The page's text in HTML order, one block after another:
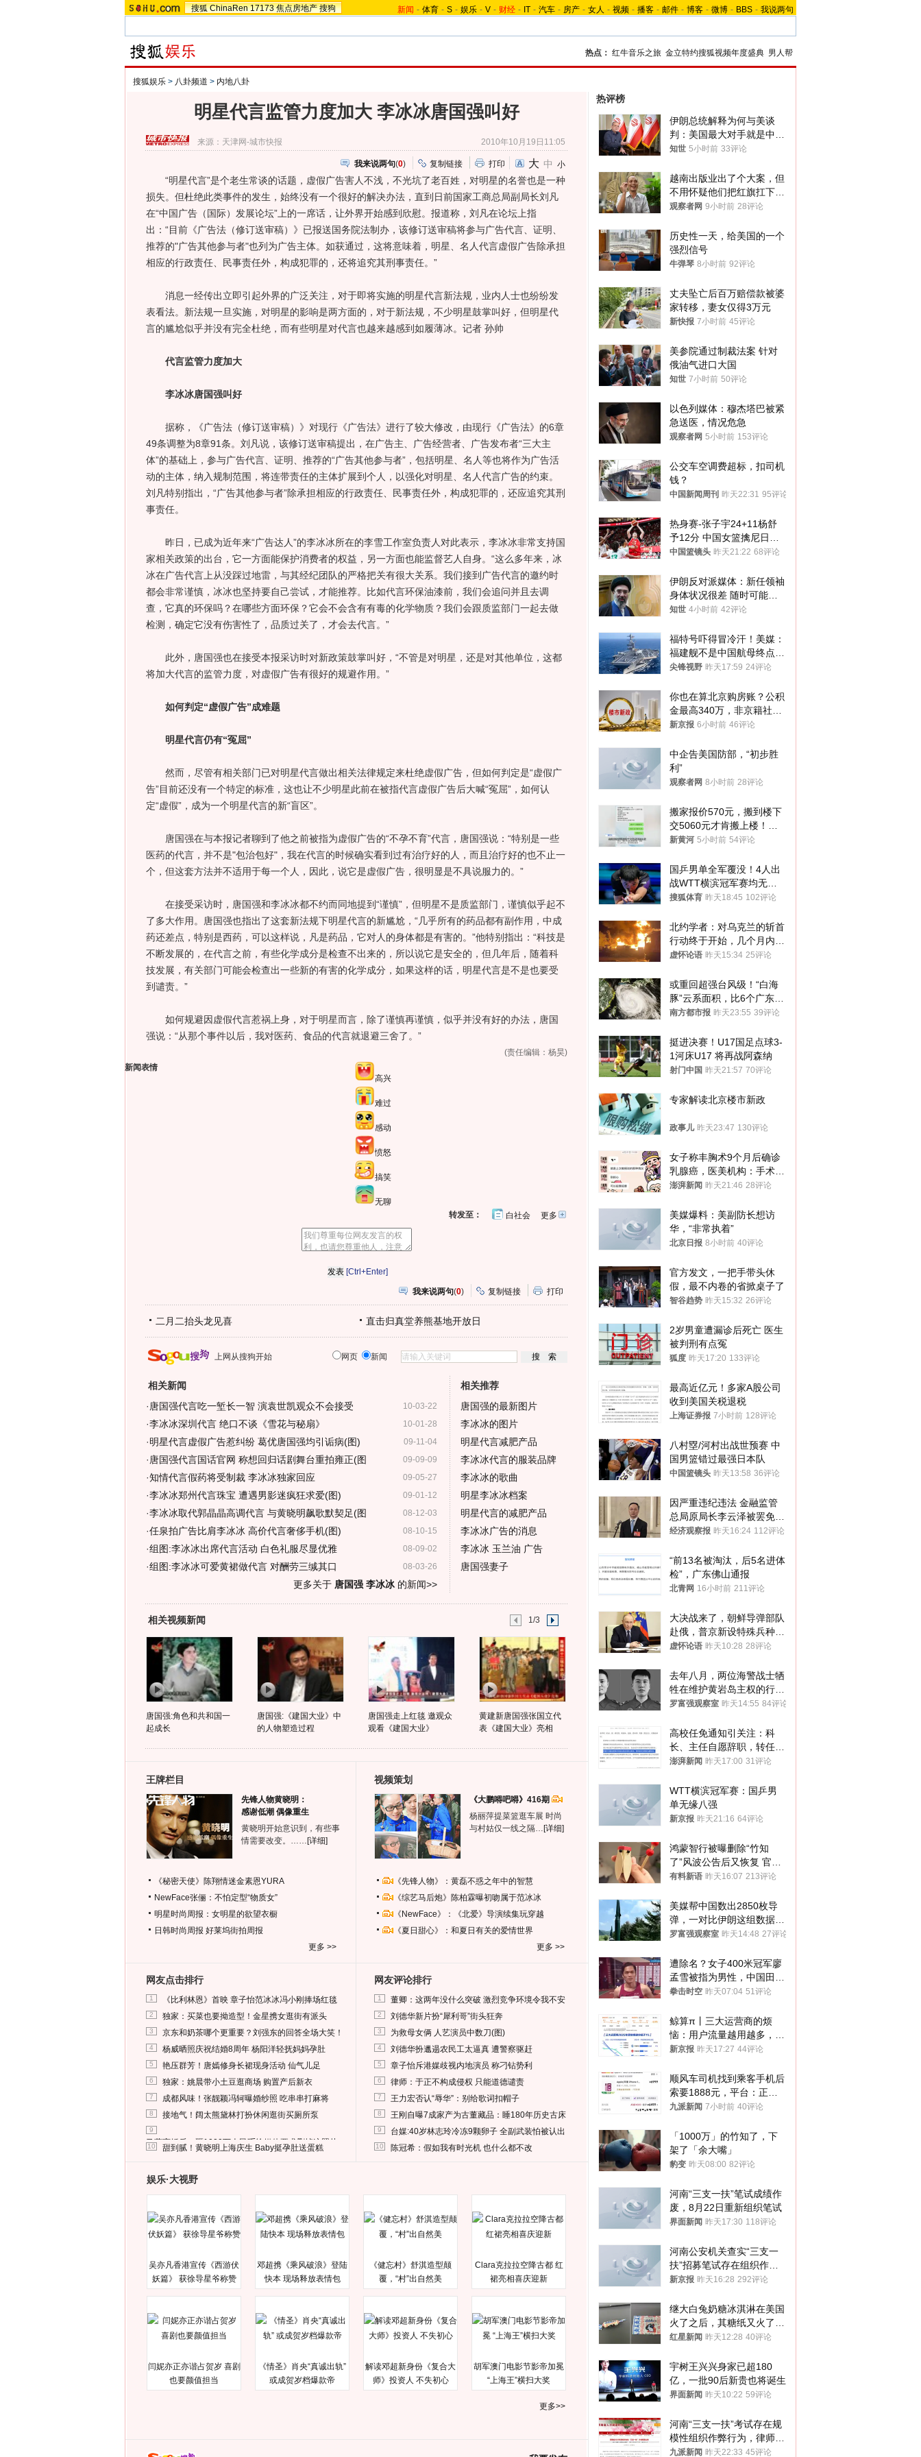
搜狐 ChinaRen 17173 焦点房地产 搜狗 新闻 - 体育 - S - 娱乐 - V - 财经 - IT - 汽车 - 房产 - 女人 - 视频 - 播客 - 邮件 - 博客 - 微博 - BBS - 我说两句
热点： 红牛音乐之旅 金立特约搜狐视频年度盛典 男人帮
搜狐娱乐 > 八卦频道 > 内地八卦
明星代言监管力度加大 李冰冰唐国强叫好
来源： 天津网-城市快报 2010年10月19日11:05
我来说两句(0) 复制链接 打印 大 中 小
“明星代言”是个老生常谈的话题，虚假广告害人不浅，不光坑了老百姓，对明星的名誉也是一种
损失。但杜绝此类事件的发生，始终没有一个很好的解决办法，直到日前国家工商总局副局长刘凡
在“中国广告（国际）发展论坛”上的一席话，让外界开始感到欣慰。报道称，刘凡在论坛上指
出：“目前《广告法（修订送审稿）》已报送国务院法制办，该修订送审稿将参与广告代言、证明、
推荐的"广告其他参与者"也列为广告主体。如获通过，这将意味着，明星、名人代言虚假广告除承担
相应的行政责任、民事责任外，构成犯罪的，还将追究其刑事责任。”
消息一经传出立即引起外界的广泛关注，对于即将实施的明星代言新法规，业内人士也纷纷发
表看法。新法规一旦实施，对明星的影响是两方面的，对于新法规，不少明星鼓掌叫好，但明星代
言的尴尬似乎并没有完全杜绝，而有些明星对代言也越来越感到如履薄冰。记者 孙帅
代言监管力度加大
李冰冰唐国强叫好
据称，《广告法（修订送审稿）》对现行《广告法》进行了较大修改，由现行《广告法》的6章
49条调整为8章91条。刘凡说，该修订送审稿提出，在广告主、广告经营者、广告发布者“三大主
体”的基础上，参与广告代言、证明、推荐的“广告其他参与者”，包括明星、名人等也将作为广告活
动的主体，纳入规制范围，将连带责任的主体扩展到个人，以强化对明星、名人代言广告的约束。
刘凡特别指出，“广告其他参与者”除承担相应的行政责任、民事责任外，构成犯罪的，还应追究其刑
事责任。
昨日，已成为近年来“广告达人”的李冰冰所在的李雪工作室负责人对此表示，李冰冰非常支持国
家相关政策的出台，它一方面能保护消费者的权益，另一方面也能监督艺人自身。“这么多年来，冰
冰在广告代言上从没踩过地雷，与其经纪团队的严格把关有很大关系。我们接到广告代言的邀约时
都会非常谨慎，冰冰也坚持要自己尝试，才能推荐。比如代言环保油漆前，我们会追问并且去调
查，它真的环保吗？在哪些方面环保？它会不会含有有毒的化学物质？我们会跟质监部门一起去做
检测，确定它没有伤害性了，品质过关了，才会去代言。”
此外，唐国强也在接受本报采访时对新政策鼓掌叫好，“不管是对明星，还是对其他单位，这都
将加大代言的监管力度，对虚假广告有很好的规避作用。”
如何判定“虚假广告”成难题
明星代言仍有“冤屈”
然而，尽管有相关部门已对明星代言做出相关法律规定来杜绝虚假广告，但如何判定是“虚假广
告”目前还没有一个特定的标准，这也让不少明星此前在被指代言虚假广告后大喊“冤屈”，如何认
定“虚假”，成为一个明星代言的新“盲区”。
唐国强在与本报记者聊到了他之前被指为虚假广告的“不孕不育”代言，唐国强说：“特别是一些
医药的代言，并不是"包治包好"，我在代言的时候确实看到过有治疗好的人，而且治疗好的也不止一
个，但这套方法并不适用于每一个人，因此，说它是虚假广告，很明显是不具说服力的。”
在接受采访时，唐国强和李冰冰都不约而同地提到“谨慎”，但明星不是质监部门，谨慎似乎起不
了多大作用。唐国强也指出了这套新法规下明星代言的新尴尬，“几乎所有的药品都有副作用，中成
药还差点，特别是西药，可以这样说，凡是药品，它对人的身体都是有害的。”他特别指出：“科技是
不断发展的，在代言之前，有些化学成分是检查不出来的，所以说它是安全的，但几年后，随着科
技发展，有关部门可能会检查出一些新的有害的化学成分，如果这样的话，明星代言是不是也要受
到谴责。”
如何规避因虚假代言惹祸上身，对于明星而言，除了谨慎再谨慎，似乎并没有好的办法，唐国
强说：“从那个事件以后，我对医药、食品的代言就退避三舍了。”
(责任编辑：杨昊)
新闻表情
高兴
难过
感动
愤怒
搞笑
无聊
更多开
转发至： 白社会
[Ctrl+Enter]
我来说两句(0) 复制链接 打印
二月二抬头龙见喜 直击归真堂养熊基地开放日
上网从搜狗开始 网页 新闻
相关新闻
10-03-22
· 唐国强代言吃一堑长一智 演袁世凯观众不会接受
10-01-28
·李冰冰深圳代言 绝口不谈《雪花与秘扇》
09-11-04
·明星代言虚假广告惹纠纷 葛优唐国强均引诟病(图)
09-09-09
· 唐国强代言国话官网 称想回归话剧舞台重拍雍正(图
09-05-27
·知情代言假药将受制裁 李冰冰独家回应
09-01-12
·李冰冰郑州代言珠宝 遭遇男影迷疯狂求爱(图)
08-12-03
·李冰冰取代郭晶晶高调代言 与黄晓明飙歌默契足(图
08-10-15
·任泉拍广告比肩李冰冰 高价代言奢侈手机(图)
08-09-02
·组图:李冰冰出席代言活动 白色礼服尽显优雅
08-03-26
·组图:李冰冰可爱黄裙做代言 对酬劳三缄其口
更多关于 唐国强 李冰冰的新闻>>
相关推荐
唐国强的最新图片
李冰冰的图片
明星代言减肥产品
李冰冰代言的服装品牌
李冰冰的歌曲
明星李冰冰档案
明星代言的减肥产品
李冰冰广告的消息
李冰冰 玉兰油 广告
唐国强妻子
相关视频新闻 1/3
唐国强:角色和共和国一
起成长
唐国强:《建国大业》中
的人物塑造过程
唐国强走上红毯 邀观众
观看《建国大业》
黄建新唐国强张国立代
表《建国大业》亮相
王牌栏目
先锋人物黄晓明：
感谢低潮 偶像重生
黄晓明开始意识到，有些事
情需要改变。…… [详细]
《秘密天使》陈翔情迷金素恩YURA
NewFace张俪：不怕定型“物质女”
明星时尚周报：女明星的欲望衣橱
日韩时尚周报 好莱坞街拍周报
更多 >>
视频策划
《大鹏嘚吧嘚》416期
杨丽萍提菜篮逛车展 时尚
与村姑仅一线之隔… [详细]
《先锋人物》：黄磊不惑之年中的智慧
《综艺马后炮》陈柏霖曝初吻属于范冰冰
《NewFace》：《北爱》导演续集玩穿越
《夏日甜心》：和夏日有关的爱情世界
更多 >>
网友点击排行
1 《比利林恩》首映 章子怡范冰冰冯小刚捧场红毯
2 独家：买菜也要拗造型！金星携女逛街有派头
3 京东和奶茶哪个更重要？刘强东的回答全场大笑！
4 杨威晒照庆祝结婚8周年 杨阳洋轻抚妈妈孕肚
5 艳压群芳！唐嫣修身长裙现身活动 仙气儿足
6 独家：姚晨带小土豆逛商场 购置产后新衣
7 成都风味！张靓颖冯轲曝婚纱照 吃串串打麻将
8 接地气！阔太熊黛林打扮休闲逛街买厕所泵
9
马蓉离婚后，砸1000万人民币给媒体要求删掉这照片
10 甜到腻！黄晓明上海庆生 Baby挺孕肚送蛋糕
网友评论排行
1 董卿：这两年没什么突破 激烈竞争环境令我不安
2 刘德华新片扮“犀利哥”街头狂奔
3 为救母女俩 人艺演员中数刀(图)
4 刘德华扮邋遢农民工太逼真 遭警察驱赶
5 章子怡斥港媒歧视内地演员 称刁钻势利
6 律师：于正不构成侵权 只能道德谴责
7 王力宏否认“辱华”：别给歌词扣帽子
8 王刚自曝7成家产为古董藏品：睡180年历史古床
9 台媒:40岁林志玲冷冻9颗卵子 全副武装怕被认出
10 陈冠希：假如我有时光机 也什么都不改
娱乐·大视野
吴亦凡香港宣传《西游伏
妖篇》 获徐导星爷称赞
邓超携《乘风破浪》登陆
快本 现场释放表情包
《健忘村》舒淇造型颠
覆，“村”出自然美
Clara克拉拉空降古都 红
裙亮相喜庆迎新
闫妮亦正亦谐占贺岁 喜剧
也要颜值担当
《情圣》肖央“真诚出轨”
或成贺岁档爆款帝
解读邓超新身份《复合大
师》投资人 不失初心
胡军澳门电影节影帝加冕
“上海王”横扫大奖
更多>>
热评榜
伊朗总统解释为何与美谈
判：美国最大对手就是中
国，但他们也在对话
知世 5小时前 33评论
越南出版业出了个大案，但
不用怀疑他们把红旗扛下去
的决心
观察者网 9小时前 28评论
历史性一天，给美国的一个
强烈信号
牛弹琴 8小时前 92评论
丈夫坠亡后百万赔偿款被婆
家转移，妻女仅得3万元
新快报 7小时前 45评论
美参院通过制裁法案 针对
俄油气进口大国
知世 7小时前 50评论
以色列媒体：穆杰塔巴被紧
急送医，情况危急
观察者网 5小时前 153评论
公交车空调费超标，扣司机
钱？
中国新闻周刊 昨天22:31 95评论
热身赛-张子宇24+11杨舒
予12分 中国女篮擒尼日利
亚
中国篮镜头 昨天21:22 68评论
伊朗反对派媒体：新任领袖
身体状况很差 随时可能离
世
知世 4小时前 42评论
福特号吓得冒冷汗！美媒：
福建舰不是中国航母终点，
而是新起点！
尖锋视野 昨天17:59 24评论
你也在算北京购房账？公积
金最高340万，非京籍社保
1年
新京报 6小时前 46评论
中企告美国防部，“初步胜
利”
观察者网 8小时前 28评论
搬家报价570元，搬到楼下
交5060元才肯搬上楼！女
子傻眼了……
新黄河 5小时前 54评论
国乒男单全军覆没！4人出
战WTT横滨冠军赛均无缘
八强
搜狐体育 昨天18:45 102评论
北约学者：对乌克兰的斩首
行动终于开始，几个月内乌
将投降
虚怀论语 昨天15:34 25评论
或重回超强台风级！“白海
豚”云系面积，比6个广东还
大！深圳官方：注意这件事
南方都市报 昨天23:55 39评论
挺进决赛！U17国足点球3-
1河床U17 将再战阿森纳
射门中国 昨天21:57 70评论
专家解读北京楼市新政
政事儿 昨天23:47 130评论
女子称丰胸术9个月后确诊
乳腺癌，医美机构：手术不
可能引发癌症，建议走司法
澎湃新闻 昨天21:46 28评论
美媒爆料：美副防长想访
华，“非常执着”
北京日报 8小时前 40评论
官方发文，一把手带头休
假，最不内卷的省掀桌子了
智谷趋势 昨天15:32 26评论
2岁男童遭漏诊后死亡 医生
被判刑有点冤
狐度 昨天17:20 133评论
最高近亿元！多家A股公司
收到美国关税退税
上海证券报 7小时前 128评论
八村塁/河村出战世预赛 中
国男篮错过最强日本队
中国篮镜头 昨天13:58 36评论
因严重违纪违法 金融监管
总局原局长李云泽被罢免全
国人大代表
经济观察报 昨天16:24 112评论
“前13名被淘汰，后5名进体
检”，广东佛山通报
北青网 16小时前 211评论
大决战来了，朝鲜导弹部队
赴俄，普京新设特殊兵种，
76岁老将扛旗
虚怀论语 昨天10:28 28评论
去年八月，两位海警战士牺
牲在维护黄岩岛主权的行动
中
罗富强观察室 昨天14:55 84评论
高校任免通知引关注：科
长、主任自愿辞职，转任思
政辅导员
澎湃新闻 昨天17:00 31评论
WTT横滨冠军赛：国乒男
单无缘八强
新京报 昨天21:16 64评论
鸿蒙智行被曝删除“竹知
了”风波公告后又恢复 官媒
曾力挺：劝华为要大度的，
有料新语 昨天16:07 213评论
美媒帮中国数出2850枚导
弹，一对比伊朗这组数据，
发现出大事了
罗富强观察室 昨天14:48 27评论
遭除名？女子400米冠军廖
孟雪被指为男性，中国田协
默不作声
拳击时空 昨天07:04 51评论
鲸算π丨三大运营商的烦
恼：用户流量越用越多，收
入却越来越少
新京报 昨天17:27 44评论
顺风车司机找到乘客手机后
索要1888元，平台：正和
司机沟通协商
九派新闻 7小时前 40评论
「1000万」的竹知了，下
架了「余大嘴」
豹变 昨天08:00 82评论
河南“三支一扶”笔试成绩作
废，8月22日重新组织笔试
界面新闻 昨天17:30 118评论
河南公安机关查实“三支一
扶”招募笔试存在组织作弊
犯罪行为
新京报 昨天16:28 292评论
继大白兔奶糖冰淇淋在美国
火了之后，其糖纸又火了！
海外博主盛赞：平面设计经
红星新闻 昨天12:28 40评论
宇树王兴兴身家已超180
亿，一批90后新贵也将诞生
界面新闻 昨天10:22 59评论
河南“三支一扶”考试存在规
模性组织作弊行为，律师：
涉嫌非法获取国家秘密罪等
九派新闻 昨天22:33 45评论